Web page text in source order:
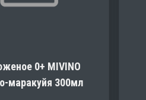
0+ MIVINO
маракуйя 300мл